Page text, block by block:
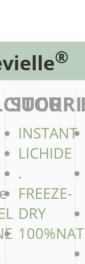
®
SUCURI
INSTANT
LICHIDE
.
FREEZE-
DRY